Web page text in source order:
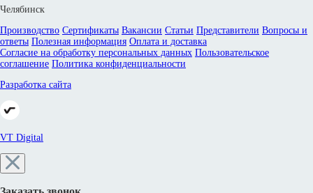
Челябинск
Производство Сертификаты Вакансии Статьи Представители Вопросы и
ответы Полезная информация Оплата и доставка
Согласие на обработку персональных данных Пользовательское
соглашение Политика конфиденциальности
Разработка сайта
VT Digital